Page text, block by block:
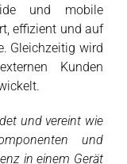
und mobile
effizient und auf
Gleichzeitig wird
Kunden
und vereint wie
und
in einem Gerät